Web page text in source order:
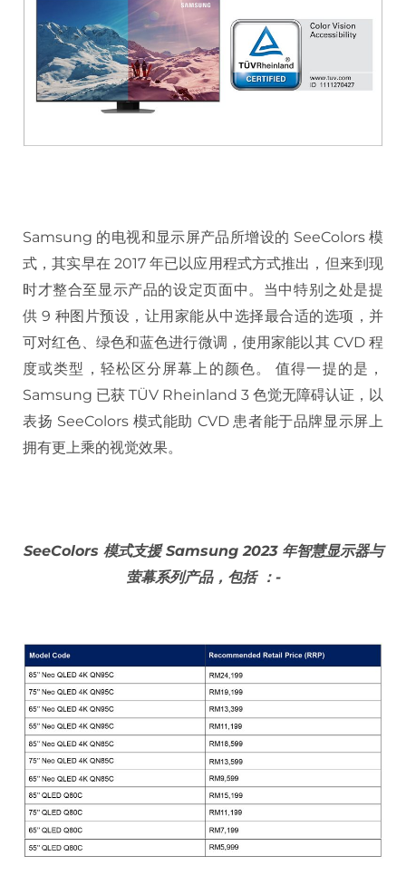
Samsung 的电视和显示屏产品所增设的 SeeColors 模
式，其实早在 2017 年已以应用程式方式推出，但来到现
时才整合至显示产品的设定页面中。当中特别之处是提
供 9 种图片预设，让用家能从中选择最合适的选项，并
可对红色、绿色和蓝色进行微调，使用家能以其 CVD 程
度或类型，轻松区分屏幕上的颜色。 值得一提的是，
Samsung 已获 TÜV Rheinland 3 色觉无障碍认证，以
表扬 SeeColors 模式能助 CVD 患者能于品牌显示屏上
拥有更上乘的视觉效果。
SeeColors 模式支援 Samsung 2023 年智慧显示器与
萤幕系列产品，包括 ：-